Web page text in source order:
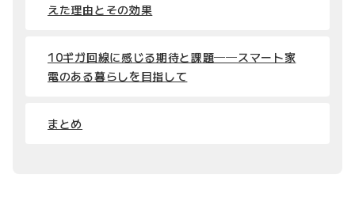
えた理由とその効果
10ギガ回線に感じる期待と課題──スマート家
電のある暮らしを目指して
まとめ